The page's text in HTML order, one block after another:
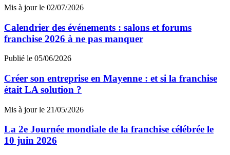
Mis à jour le 02/07/2026
Calendrier des événements : salons et forums
franchise 2026 à ne pas manquer
Publié le 05/06/2026
Créer son entreprise en Mayenne : et si la franchise
était LA solution ?
Mis à jour le 21/05/2026
La 2e Journée mondiale de la franchise célébrée le
10 juin 2026